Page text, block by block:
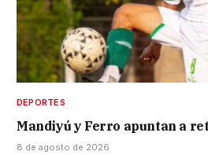
DEPORTES
Mandiyú y Ferro apuntan a
8 de agosto de 2026